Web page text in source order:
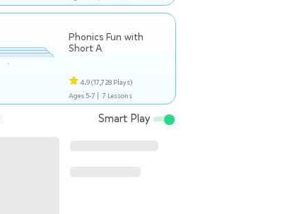
Phonics Fun with
Short A
4.9(17,728 Plays)
Ages 5-7 | 7 Lessons
Smart Play